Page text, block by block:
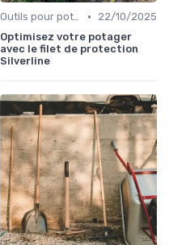
Outils pour potagers •
22/10/2025
Optimisez votre potager
avec le filet de protection
Silverline